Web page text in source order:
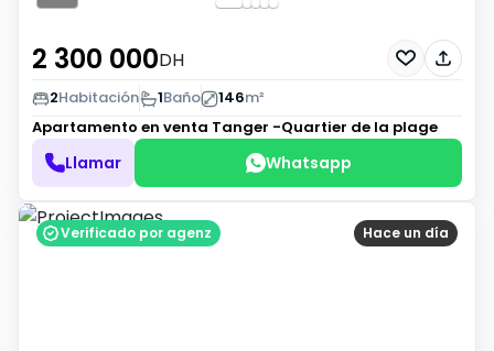
2 300 000DH
2Habitación 1Baño 146m²
Apartamento en venta Tanger -Quartier de la plage
Llamar Whatsapp
Hace un día
Verificado por agenz